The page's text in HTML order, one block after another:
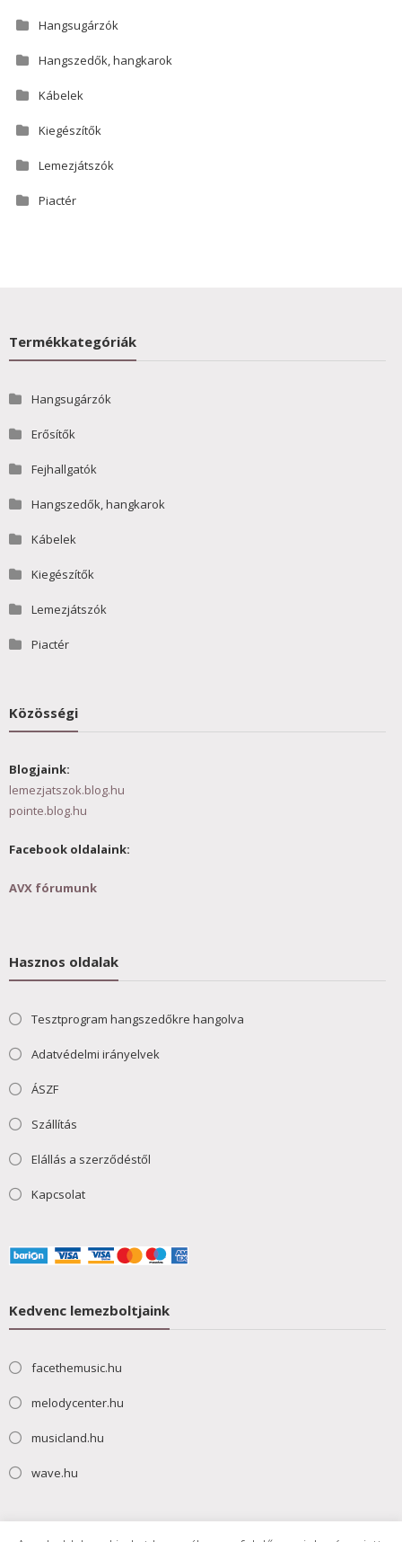
Hangsugárzók
Hangszedők, hangkarok
Kábelek
Kiegészítők
Lemezjátszók
Piactér
Termékkategóriák
Hangsugárzók
Erősítők
Fejhallgatók
Hangszedők, hangkarok
Kábelek
Kiegészítők
Lemezjátszók
Piactér
Közösségi
Blogjaink:
lemezjatszok.blog.hu
pointe.blog.hu
Facebook oldalaink:
AVX fórumunk
Hasznos oldalak
Tesztprogram hangszedőkre hangolva
Adatvédelmi irányelvek
ÁSZF
Szállítás
Elállás a szerződéstől
Kapcsolat
Kedvenc lemezboltjaink
facethemusic.hu
melodycenter.hu
musicland.hu
wave.hu